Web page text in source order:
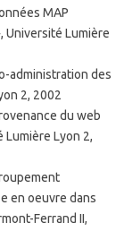
MAP
Université Lumière
administration des
2, 2002
du web
Lyon 2,
en oeuvre dans
Ferrand II,